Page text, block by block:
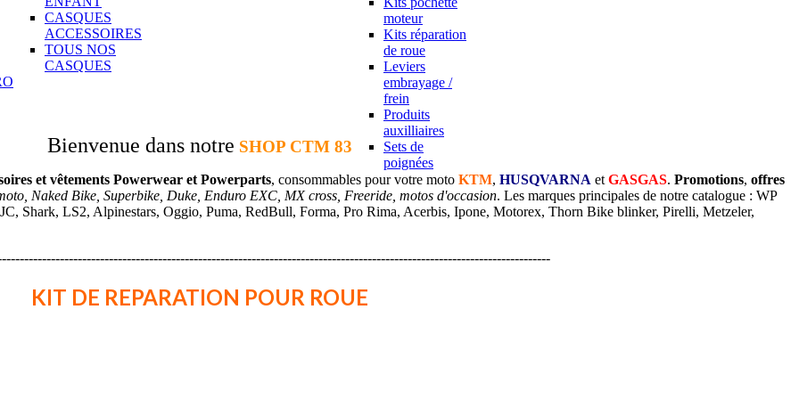
CASQUES
ACCESSOIRES
TOUS NOS
CASQUES
moteur
Kits réparation
de roue
Leviers
embrayage /
frein
Produits
auxilliaires
Sets de
poignées
Bienvenue dans notre SHOP CTM 83
et vêtements Powerwear et Powerparts, consommables pour votre moto KTM, HUSQVARNA et GASGAS. Promotions, offres
Naked Bike, Superbike, Duke, Enduro EXC, MX cross, Freeride, motos d'occasion. Les marques principales de notre catalogue : WP
Shark, LS2, Alpinestars, Oggio, Puma, RedBull, Forma, Pro Rima, Acerbis, Ipone, Motorex, Thorn Bike blinker, Pirelli, Metzeler,
KIT DE REPARATION POUR ROUE